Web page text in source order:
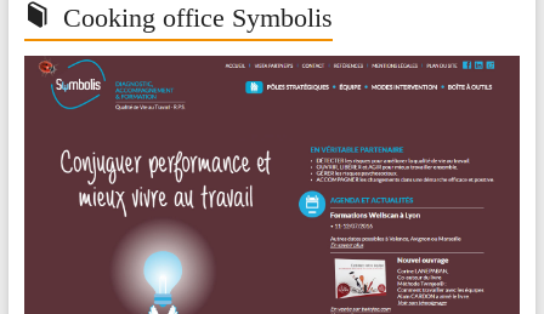
Cooking office Symbolis